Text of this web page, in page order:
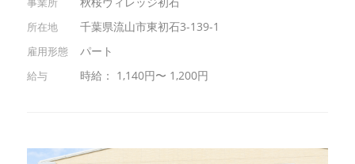
千葉県流山市東初石3-139-1
パート
時給： 1,140円〜 1,200円